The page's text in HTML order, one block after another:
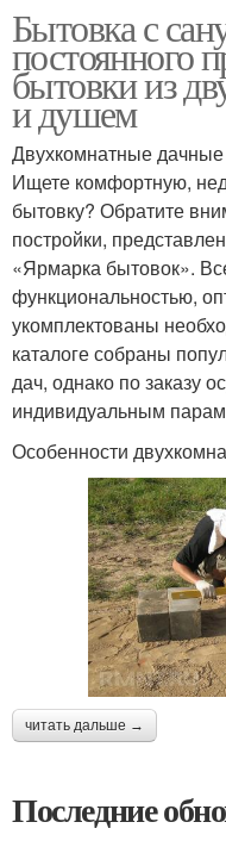
Бытовка с
постоянного
бытовки из
и душем
Двухкомнатные
Ищете комфортную,
бытовку? Обратите
постройки,
«Ярмарка бытовок».
функциональностью,
укомплектованы
каталоге собраны
дач, однако по заказу
индивидуальным
Особенности
читать дальше →
Последние